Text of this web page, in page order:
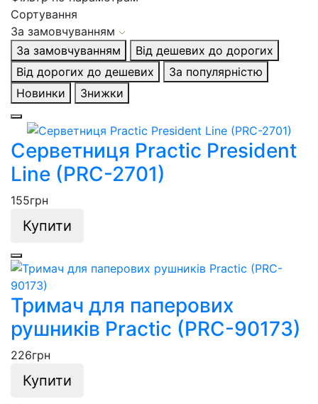
Сортування
За замовчуванням
За замовчуванням
Від дешевих до дорогих
Від дорогих до дешевих
За популярністю
Новинки
Знижки
Серветниця Practic President
Line (PRC-2701)
155грн
Купити
Тримач для паперових
рушників Practic (PRC-90173)
226грн
Купити